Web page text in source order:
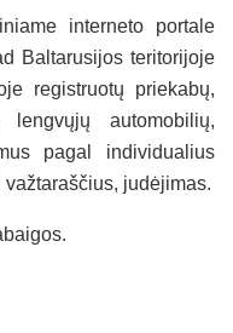
interneto portale
Baltarusijos teritorijoje
registruotų priekabų,
automobilių,
pagal individualius
judėjimas.